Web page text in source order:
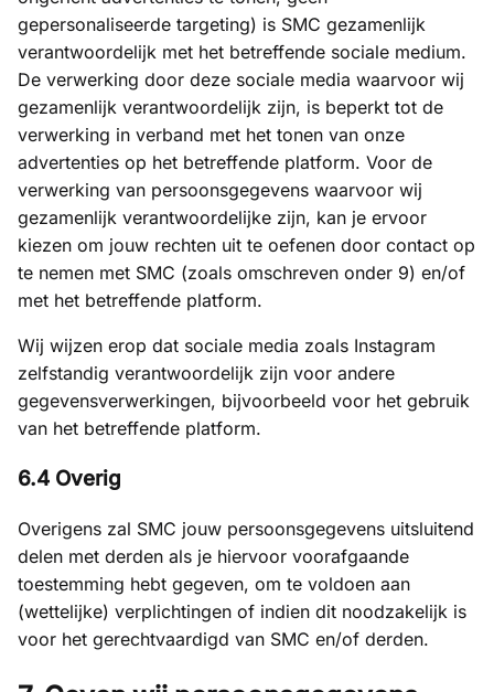
gepersonaliseerde targeting) is SMC gezamenlijk
verantwoordelijk met het betreffende sociale medium.
De verwerking door deze sociale media waarvoor wij
gezamenlijk verantwoordelijk zijn, is beperkt tot de
verwerking in verband met het tonen van onze
advertenties op het betreffende platform. Voor de
verwerking van persoonsgegevens waarvoor wij
gezamenlijk verantwoordelijke zijn, kan je ervoor
kiezen om jouw rechten uit te oefenen door contact op
te nemen met SMC (zoals omschreven onder 9) en/of
met het betreffende platform.
Wij wijzen erop dat sociale media zoals Instagram
zelfstandig verantwoordelijk zijn voor andere
gegevensverwerkingen, bijvoorbeeld voor het gebruik
van het betreffende platform.
6.4 Overig
Overigens zal SMC jouw persoonsgegevens uitsluitend
delen met derden als je hiervoor voorafgaande
toestemming hebt gegeven, om te voldoen aan
(wettelijke) verplichtingen of indien dit noodzakelijk is
voor het gerechtvaardigd van SMC en/of derden.